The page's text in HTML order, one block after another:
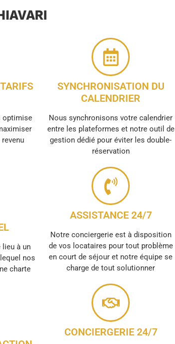
optimise
lieu à un
nos
charte
SYNCHRONISATION DU
CALENDRIER
Nous synchronisons votre calendrier
entre les plateformes et notre outil de
gestion dédié pour éviter les double-
réservation
ASSISTANCE 24/7
Notre conciergerie est à disposition
de vos locataires pour tout problème
en court de séjour et notre équipe se
charge de tout solutionner
CONCIERGERIE 24/7